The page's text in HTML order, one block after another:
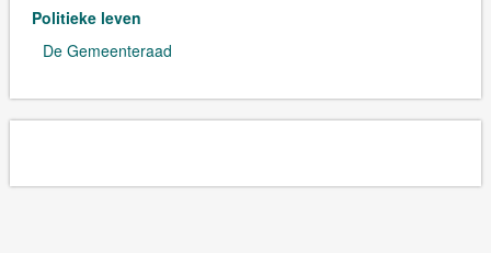
Politieke leven
De Gemeenteraad